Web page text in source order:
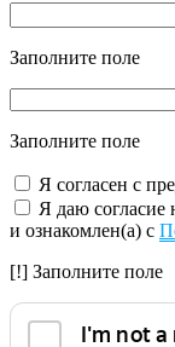
Заполните поле
Заполните поле
Я согласен с
Я даю согласие
и ознакомлен(а) с
[!] Заполните поле